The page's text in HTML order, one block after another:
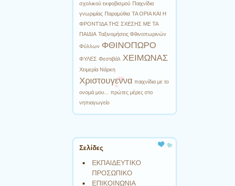
σχολικού εκφοβισμού Παιχνίδια
γνωριμίας Παραμύθια ΤΑ ΟΡΙΑ ΚΑΙ Η
ΦΡΟΝΤΊΔΑ ΤΗΣ ΣΧΕΣΗΣ ΜΕ ΤΑ
ΠΑΙΔΙΑ Ταξινομήσεις Φθινοπωρινών
Φύλλων ΦΘΙΝΟΠΩΡΟ
ΦΥΛΕΣ Φεστιβάλ ΧΕΙΜΩΝΑΣ
Χειμερία Νάρκη
Χριστουγεννα παιχνίδια με το
ονομά μου... πρώτες μέρες στο
νηπιαγωγείο
Σελίδες
ΕΚΠΑΙΔΕΥΤΙΚΟ
ΠΡΟΣΩΠΙΚΟ
ΕΠΙΚΟΙΝΩΝΙΑ